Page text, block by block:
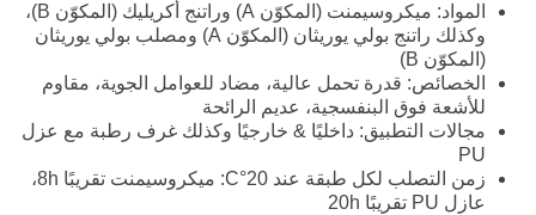
المواد: ميكروسيمنت (المكوّن A) وراتنج أكريليك (المكوّن B)،
وكذلك راتنج بولي يوريثان (المكوّن A) ومصلب بولي يوريثان
(المكوّن B)
الخصائص: قدرة تحمل عالية، مضاد للعوامل الجوية، مقاوم
للأشعة فوق البنفسجية، عديم الرائحة
مجالات التطبيق: داخليًا & خارجيًا وكذلك غرف رطبة مع عزل
PU
زمن التصلب لكل طبقة عند 20°C: ميكروسيمنت تقريبًا 8h،
عازل PU تقريبًا 20h